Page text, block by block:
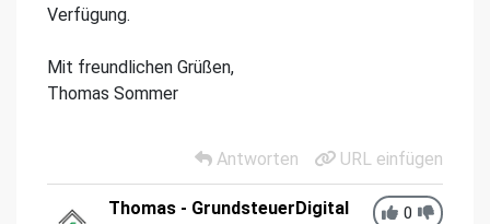
Verfügung.
Mit freundlichen Grüßen,
Thomas Sommer
Antworten URL einfügen
0
Thomas - GrundsteuerDigital